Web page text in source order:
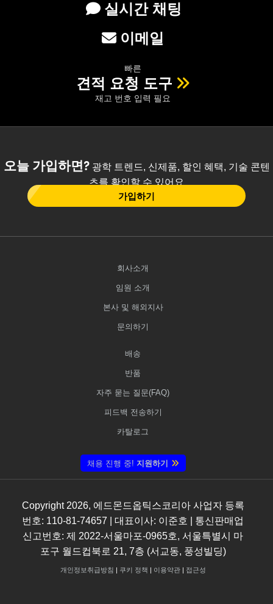
실시간 채팅
이메일
빠른
견적 요청 도구
재고 번호 입력 필요
오늘 가입하면?광학 트렌드, 신제품, 할인 혜택, 기술 콘텐
츠를 확인할 수 있어요
가입하기
회사소개
임원 소개
본사 및 해외지사
문의하기
배송
반품
자주 묻는 질문(FAQ)
피드백 전송하기
카탈로그
채용 진행 중! 지원하기
Copyright 2026, 에드몬드옵틱스코리아 사업자 등록
번호: 110-81-74657 | 대표이사: 이준호 | 통신판매업
신고번호: 제 2022-서울마포-0965호, 서울특별시 마
포구 월드컵북로 21, 7층 (서교동, 풍성빌딩)
개인정보취급방침 쿠키 정책 이용약관| 접근성